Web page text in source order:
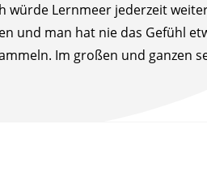
Lernmeer jederzeit
und man hat nie das Gefühl
Im großen und ganzen